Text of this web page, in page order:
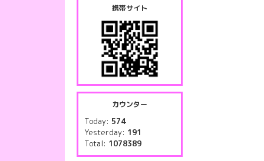
携帯サイト
カウンター
Today: 574
Yesterday: 191
Total: 1078389